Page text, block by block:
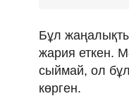
Бұл
жария еткен.
сыймай, ол
көрген.